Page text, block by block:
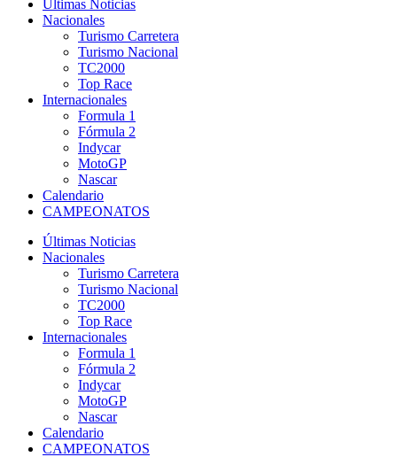
Últimas Noticias
Nacionales
Turismo Carretera
Turismo Nacional
TC2000
Top Race
Internacionales
Formula 1
Fórmula 2
Indycar
MotoGP
Nascar
Calendario
CAMPEONATOS
Últimas Noticias
Nacionales
Turismo Carretera
Turismo Nacional
TC2000
Top Race
Internacionales
Formula 1
Fórmula 2
Indycar
MotoGP
Nascar
Calendario
CAMPEONATOS